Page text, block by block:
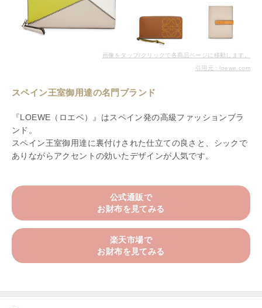
画像をタップ/クリックで各商品ページに移動します。
引用元：loewe.com
スペイン王室御用達の名門ブランド
『LOEWE（ロエベ）』はスペイン発の高級ファッションブラ
ンド。
スペイン王室御用達に裏付けされた仕立ての良さと、シックで
ありながらアクセントの効いたデザインが人気です。
公式通販で
お財布を見てみる
楽天市場で
お財布を見てみる